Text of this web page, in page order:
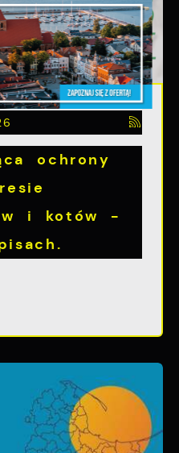
ochrony
i kotów -